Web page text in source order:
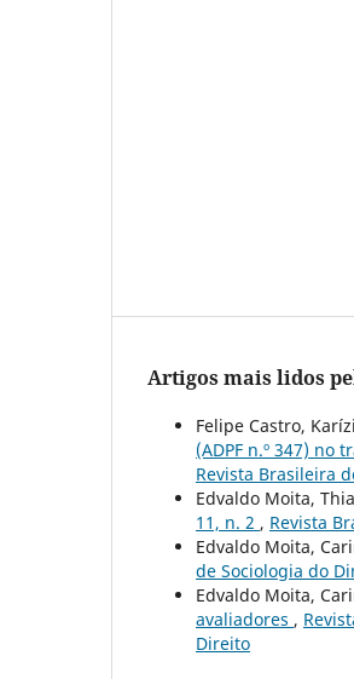
Artigos mais lidos
Felipe Castro,
(ADPF n.º 347) no
Revista Brasileira
Edvaldo Moita,
11, n. 2 , Revista
Edvaldo Moita,
de Sociologia do
Edvaldo Moita,
avaliadores ,
Direito